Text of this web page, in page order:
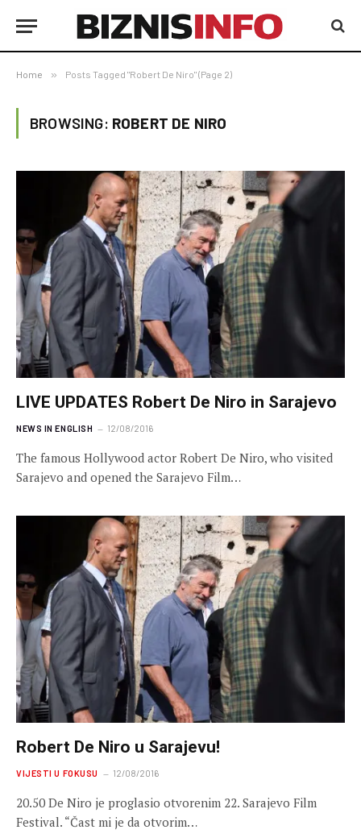
Home » Posts Tagged "Robert De Niro" (Page 2)
BROWSING: ROBERT DE NIRO
LIVE UPDATES Robert De Niro in Sarajevo
NEWS IN ENGLISH 12/08/2016
The famous Hollywood actor Robert De Niro, who visited
Sarajevo and opened the Sarajevo Film…
Robert De Niro u Sarajevu!
VIJESTI U FOKUSU 12/08/2016
20.50 De Niro je proglasio otvorenim 22. Sarajevo Film
Festival. “Čast mi je da otvorim…